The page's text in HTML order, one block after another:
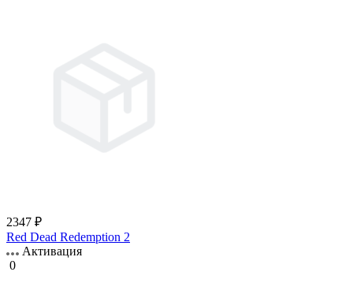
2347 ₽
Red Dead Redemption 2
Активация
0